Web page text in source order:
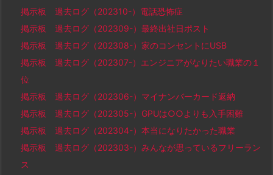
掲示板 過去ログ（202310-）電話恐怖症
掲示板 過去ログ（202309-）最終出社日ポスト
掲示板 過去ログ（202308-）家のコンセントにUSB
掲示板 過去ログ（202307-）エンジニアがなりたい職業の１
位
掲示板 過去ログ（202306-）マイナンバーカード返納
掲示板 過去ログ（202305-）GPUは○○よりも入手困難
掲示板 過去ログ（202304-）本当になりたかった職業
掲示板 過去ログ（202303-）みんなが思っているフリーラン
ス